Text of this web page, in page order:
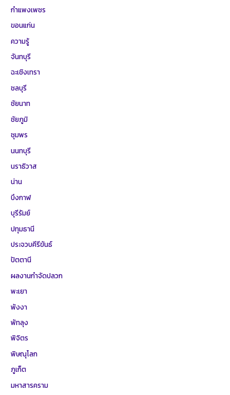
กำแพงเพชร
ขอนแก่น
ความรู้
จันทบุรี
ฉะเชิงเทรา
ชลบุรี
ชัยนาท
ชัยภูมิ
ชุมพร
นนทบุรี
นราธิวาส
น่าน
บึงกาฬ
บุรีรัมย์
ปทุมธานี
ประจวบคีรีขันธ์
ปัตตานี
ผลงานกำจัดปลวก
พะเยา
พังงา
พัทลุง
พิจิตร
พิษณุโลก
ภูเก็ต
มหาสารคราม